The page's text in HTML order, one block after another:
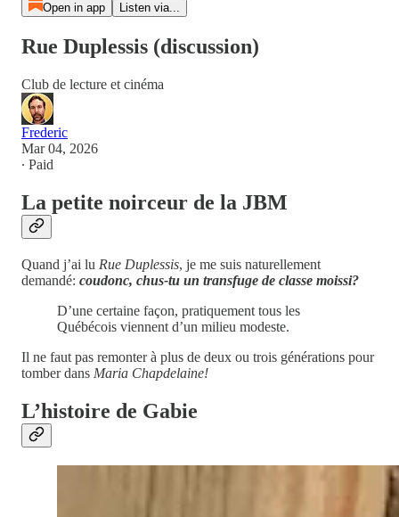
Open in app Listen via...
Rue Duplessis (discussion)
Club de lecture et cinéma
Frederic
Mar 04, 2026
∙ Paid
La petite noirceur de la JBM
Quand j’ai lu Rue Duplessis, je me suis naturellement
demandé: coudonc, chus-tu un transfuge de classe moissi?
D’une certaine façon, pratiquement tous les
Québécois viennent d’un milieu modeste.
Il ne faut pas remonter à plus de deux ou trois générations pour
tomber dans Maria Chapdelaine!
L’histoire de Gabie